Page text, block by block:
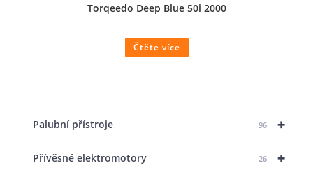
Torqeedo Deep Blue 50i 2000
Čtěte více
+
Palubní přístroje 96
+
Přívěsné elektromotory 26